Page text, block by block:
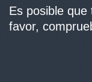
Es posible
favor,